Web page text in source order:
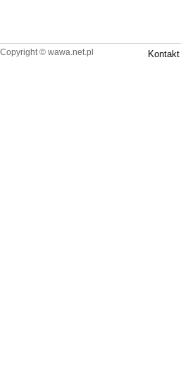
Copyright © wawa.net.pl Kontakt